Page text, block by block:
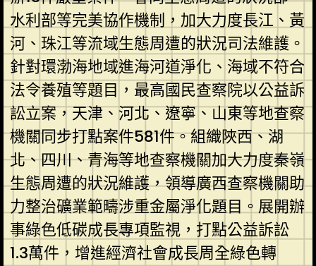
水利部等完美協作機制，加大力度長江、黃
河、珠江等流域生態周遭的狀況司法維護。
針對環渤海地域進海河道淨化、海域不符合
法令養殖等題目，最高國民查察院以公益訴
訟立案，天津、河北、遼寧、山東等地查察
機關同步打點案件581件。組織陜西、湖
北、四川、青海等地查察機關加大力度秦嶺
生態周遭的狀況維護，領導廣西查察機關助
力整治礦業範疇涉重金屬淨化題目。展開辦
事綠色低碳成長專項監視，打點公益訴訟
1.3萬件，增進經濟社會成長周全綠色轉